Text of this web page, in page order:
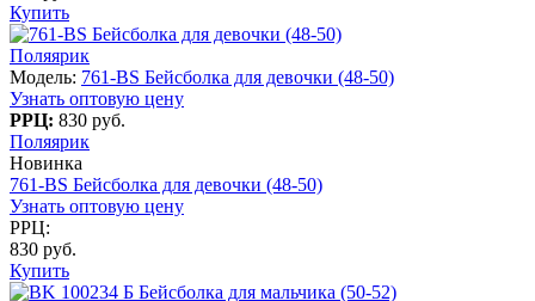
Купить
Поляярик
Модель: 761-BS Бейсболка для девочки (48-50)
Узнать оптовую цену
РРЦ: 830 руб.
Поляярик
Новинка
761-BS Бейсболка для девочки (48-50)
Узнать оптовую цену
РРЦ:
830 руб.
Купить